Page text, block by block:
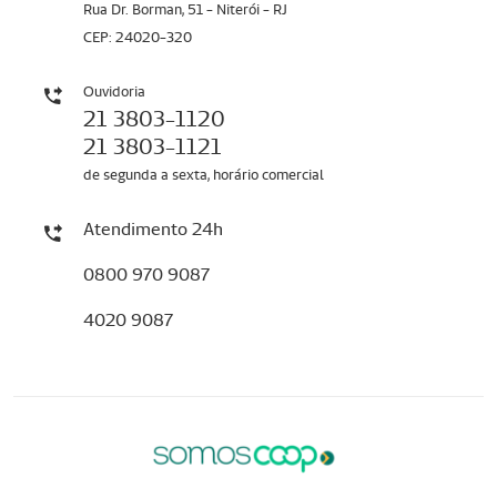
Rua Dr. Borman, 51 - Niterói - RJ
CEP: 24020-320
Ouvidoria
21 3803-1120
21 3803-1121
de segunda a sexta, horário comercial
Atendimento 24h
0800 970 9087
4020 9087